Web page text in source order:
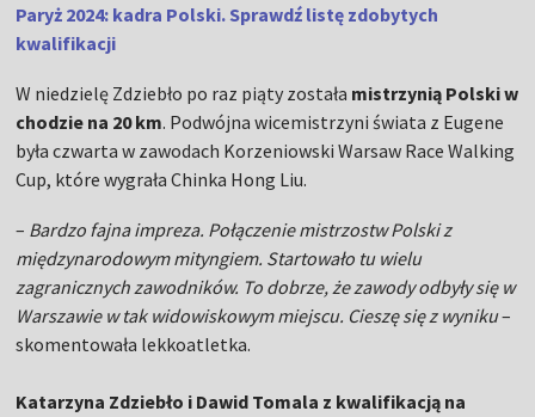
Paryż 2024: kadra Polski. Sprawdź listę zdobytych
kwalifikacji
W niedzielę Zdziebło po raz piąty została mistrzynią Polski w
chodzie na 20 km. Podwójna wicemistrzyni świata z Eugene
była czwarta w zawodach Korzeniowski Warsaw Race Walking
Cup, które wygrała Chinka Hong Liu.
– Bardzo fajna impreza. Połączenie mistrzostw Polski z
międzynarodowym mityngiem. Startowało tu wielu
zagranicznych zawodników. To dobrze, że zawody odbyły się w
Warszawie w tak widowiskowym miejscu. Cieszę się z wyniku–
skomentowała lekkoatletka.
Katarzyna Zdziebło i Dawid Tomala z kwalifikacją na